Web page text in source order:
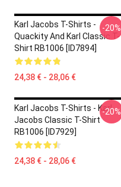
Karl Jacobs T-Shirts -
Quackity And Karl Classic T-
Shirt RB1006 [ID7894]
24,38 € - 28,06 €
-20%
Karl Jacobs T-Shirts - Karl
Jacobs Classic T-Shirt
RB1006 [ID7929]
24,38 € - 28,06 €
-20%